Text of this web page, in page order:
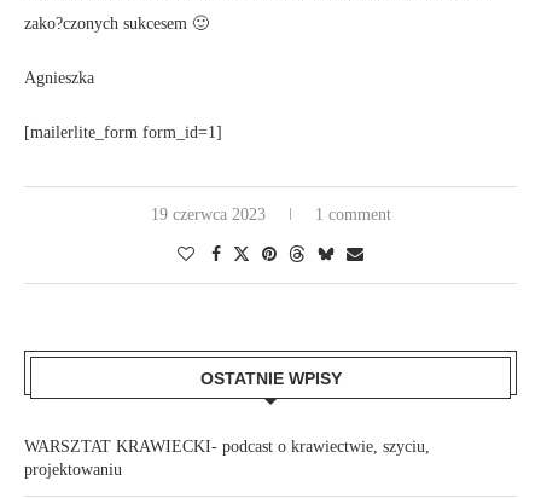
zako?czonych sukcesem 🙂
Agnieszka
[mailerlite_form form_id=1]
19 czerwca 2023 1 comment
OSTATNIE WPISY
WARSZTAT KRAWIECKI- podcast o krawiectwie, szyciu,
projektowaniu